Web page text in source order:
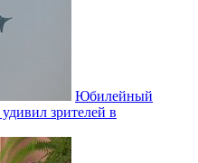
Юбилейный
зрителей в